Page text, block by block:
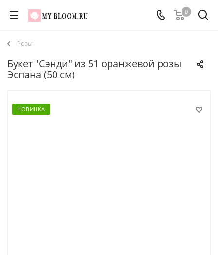
0
Розы
Букет "Сэнди" из 51 оранжевой розы
Эспана (50 см)
НОВИНКА